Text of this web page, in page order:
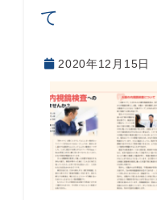
て
2020年12月15日